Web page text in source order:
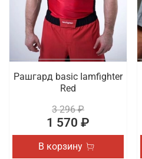
Рашгард basic Iamfighter
Red
3 296 ₽
1 570 ₽
В корзину